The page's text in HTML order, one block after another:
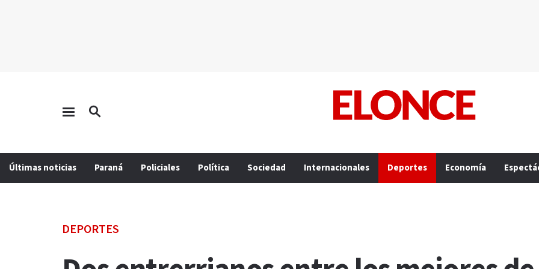
Últimas noticias Paraná Policiales Política Sociedad Internacionales Deportes Economía
DEPORTES